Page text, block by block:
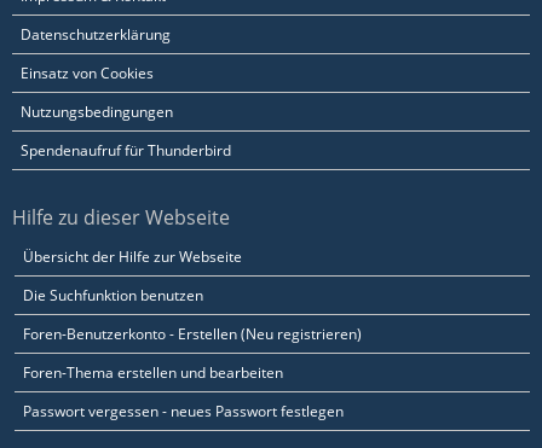
Datenschutzerklärung
Einsatz von Cookies
Nutzungsbedingungen
Spendenaufruf für Thunderbird
Hilfe zu dieser Webseite
Übersicht der Hilfe zur Webseite
Die Suchfunktion benutzen
Foren-Benutzerkonto - Erstellen (Neu registrieren)
Foren-Thema erstellen und bearbeiten
Passwort vergessen - neues Passwort festlegen